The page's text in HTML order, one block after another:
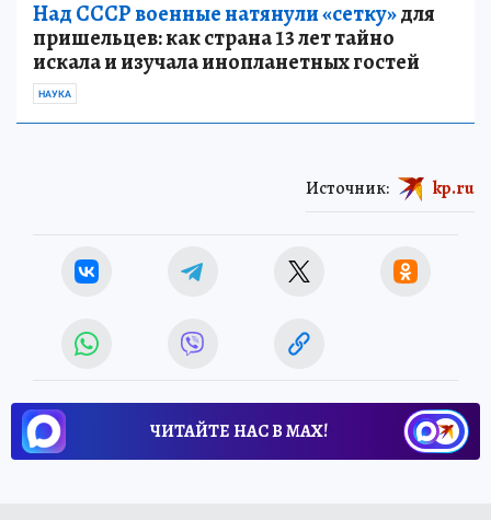
Над СССР военные натянули «сетку»для
пришельцев: как страна 13 лет тайно
искала и изучала инопланетных гостей
НАУКА
Источник: kp.ru
ЧИТАЙТЕ НАС В МАХ!